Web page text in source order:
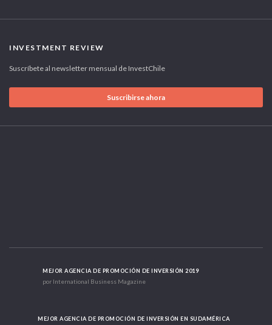
INVESTMENT REVIEW
Suscríbete al newsletter mensual de InvestChile
Suscribirse ahora
MEJOR AGENCIA DE PROMOCIÓN DE INVERSIÓN 2019
por International Business Magazine
MEJOR AGENCIA DE PROMOCIÓN DE INVERSIÓN EN SUDAMÉRICA